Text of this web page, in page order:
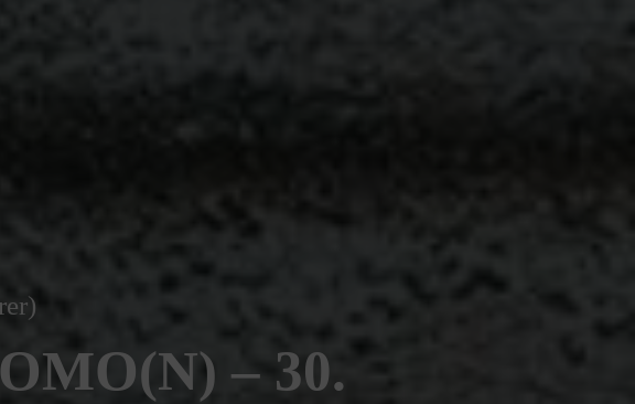
– 30.